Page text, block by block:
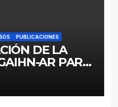
PUBLICACIONES
DE LA
AR PARA
DE
DE